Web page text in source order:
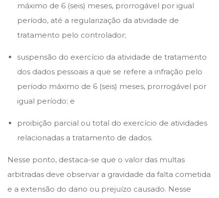
máximo de 6 (seis) meses, prorrogável por igual
período, até a regularização da atividade de
tratamento pelo controlador;
suspensão do exercício da atividade de tratamento
dos dados pessoais a que se refere a infração pelo
período máximo de 6 (seis) meses, prorrogável por
igual período; e
proibição parcial ou total do exercício de atividades
relacionadas a tratamento de dados.
Nesse ponto, destaca-se que o valor das multas
arbitradas deve observar a gravidade da falta cometida
e a extensão do dano ou prejuízo causado. Nesse